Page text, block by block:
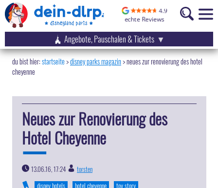
Angebote, Pauschalen & Tickets
startseite disney parks magazin>neues zur renovierung des hotel
cheyenne
Neues zur Renovierung des
Hotel Cheyenne
13.06.16, 17:24
torsten
disney hotels
hotel cheyenne toy story